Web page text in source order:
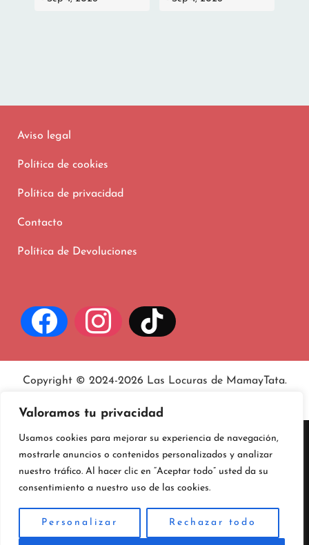
Valoramos tu privacidad
Usamos cookies para mejorar su experiencia de navegación,
mostrarle anuncios o contenidos personalizados y analizar
nuestro tráfico. Al hacer clic en “Aceptar todo” usted da su
consentimiento a nuestro uso de las cookies.
Personalizar Rechazar todo
Aviso legal
Política de cookies
Política de privacidad
Contacto
Política de Devoluciones
Copyright © 2024-2026 Las Locuras de MamayTata.